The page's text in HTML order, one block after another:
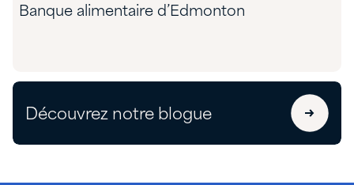
Banque alimentaire d’Edmonton
Découvrez notre blogue